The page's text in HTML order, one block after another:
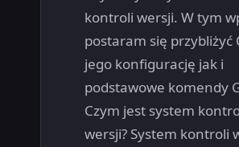
kontroli wersji. W tym
postaram się przybliżyć
jego konfigurację jak i
podstawowe komendy
Czym jest system
wersji? System kontroli